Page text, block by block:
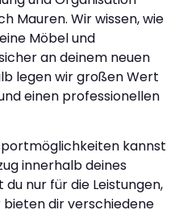
Mauren. Wir wissen, wie
Möbel und
an deinem neuen
legen wir großen Wert
einen professionellen
kannst
innerhalb deines
du nur für die Leistungen,
dir verschiedene